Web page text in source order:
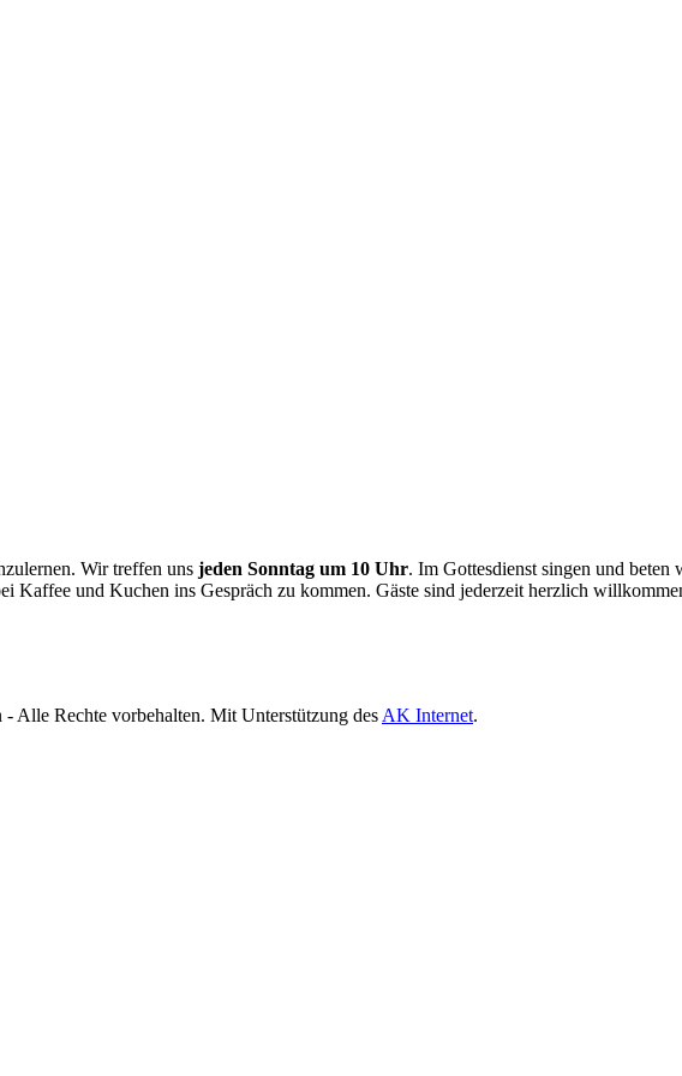
Wir treffen uns jeden Sonntag um 10 Uhr. Im Gottesdienst singen und beten
Kaffee und Kuchen ins Gespräch zu kommen. Gäste sind jederzeit herzlich
Alle Rechte vorbehalten. Mit Unterstützung des AK Internet.